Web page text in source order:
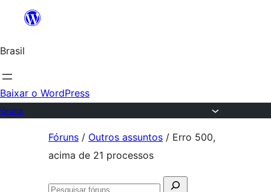
o
conteúdo
Brasil
Baixar o WordPress
Fóruns / Outros assuntos / Erro 500,
acima de 21 processos
Pesquisar